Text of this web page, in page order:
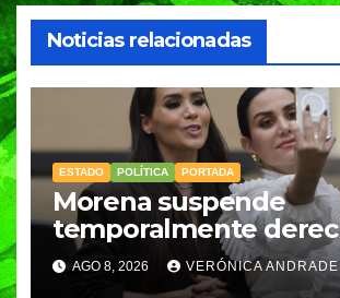
Noticias relacionadas
ESTADO POLÍTICA PORTADA
Morena suspende
temporalmente
partidarios de Nayeli
y Graciela Palomares
AGO 8, 2026 VERÓNICA